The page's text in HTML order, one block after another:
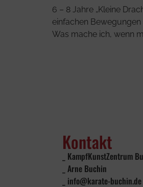
6 – 8 Jahre „Kleine
einfachen
Was mache ich, wenn
Kontakt
_ KampfKunstZentrum
_ Arne Buchin
_ info@karate-buchin.de